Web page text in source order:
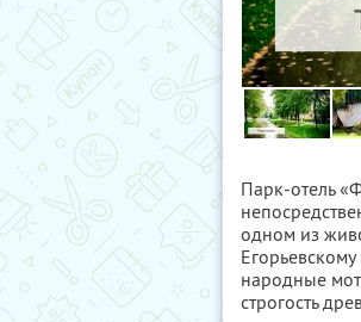
Парк-отель
одном из
народные
строгость